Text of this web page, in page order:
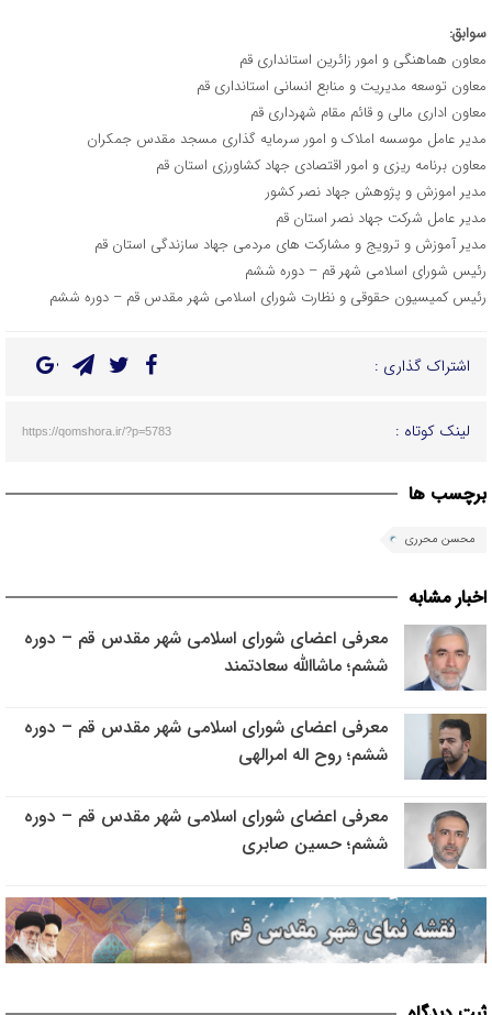
سوابق:
معاون هماهنگی و امور زائرین استانداری قم
معاون توسعه مدیریت و منابع انسانی استانداری قم
معاون اداری مالی و قائم مقام شهرداری قم
مدیر عامل موسسه املاک و امور سرمایه گذاری مسجد مقدس جمکران
معاون برنامه ریزی و امور اقتصادی جهاد کشاورزی استان قم
مدیر اموزش و پژوهش جهاد نصر کشور
مدیر عامل شرکت جهاد نصر استان قم
مدیر آموزش و ترویج و مشارکت های مردمی جهاد سازندگی استان قم
رئیس شورای اسلامی شهر قم – دوره ششم
رئیس کمیسیون حقوقی و نظارت شورای اسلامی شهر مقدس قم – دوره ششم
اشتراک گذاری :
لینک کوتاه : https://qomshora.ir/?p=5783
برچسب ها
محسن محرری
اخبار مشابه
معرفی اعضای شورای اسلامی شهر مقدس قم – دوره
ششم؛ ماشاالله سعادتمند
معرفی اعضای شورای اسلامی شهر مقدس قم – دوره
ششم؛ روح اله امرالهی
معرفی اعضای شورای اسلامی شهر مقدس قم – دوره
ششم؛ حسین صابری